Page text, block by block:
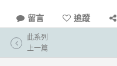
留言 追蹤
此系列
上一篇